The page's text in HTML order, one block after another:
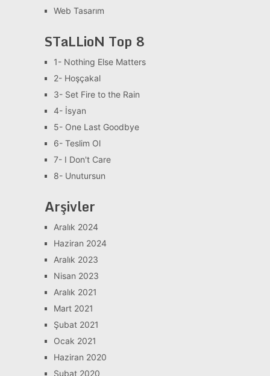
Web Tasarım
STaLLioN Top 8
1- Nothing Else Matters
2- Hoşçakal
3- Set Fire to the Rain
4- İsyan
5- One Last Goodbye
6- Teslim Ol
7- I Don't Care
8- Unutursun
Arşivler
Aralık 2024
Haziran 2024
Aralık 2023
Nisan 2023
Aralık 2021
Mart 2021
Şubat 2021
Ocak 2021
Haziran 2020
Şubat 2020